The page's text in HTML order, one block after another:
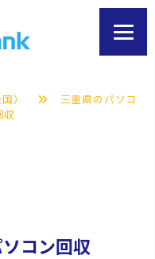
）
三重県のパソコ
収
コン回収